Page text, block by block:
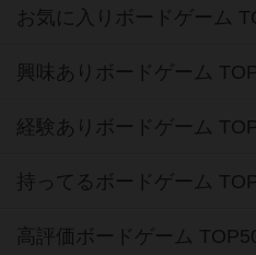
お気に入りボードゲーム
興味ありボードゲーム
経験ありボードゲーム
持ってるボードゲーム
高評価ボードゲーム